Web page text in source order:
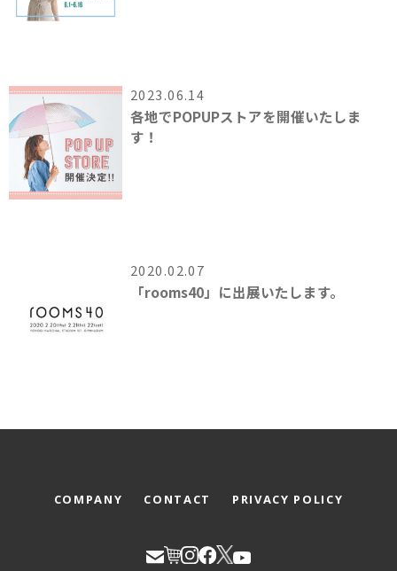
2023.06.14
各地でPOPUPストアを開催いたしま
す！
2020.02.07
「rooms40」に出展いたします。
COMPANY CONTACT PRIVACY POLICY